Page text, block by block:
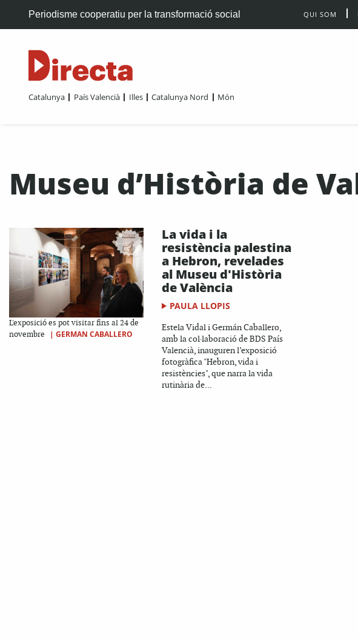
Periodisme cooperatiu per la transformació social QUI SOM
Catalunya País Valencià Illes Catalunya Nord Món
Museu d’Història de
L'exposició es pot visitar fins al 24 de
novembre
| GERMAN CABALLERO
La vida i la
resistència palestina
a Hebron, revelades
al Museu d'Història
de València
PAULA LLOPIS
Estela Vidal i Germán Caballero,
amb la col·laboració de BDS País
Valencià, inauguren l’exposició
fotogràfica "Hebron, vida i
resistències", que narra la vida
rutinària de...